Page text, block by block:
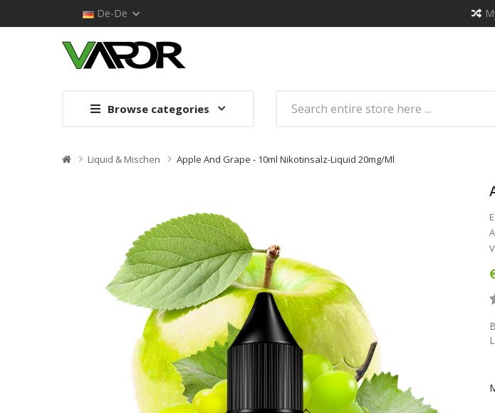
De-De
Browse categories
Liquid & Mischen Apple And Grape - 10ml Nikotinsalz-Liquid 20mg/ml